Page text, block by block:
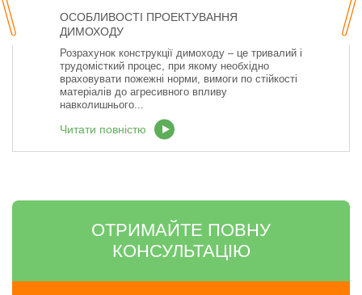
ОСОБЛИВОСТІ ПРОЕКТУВАННЯ
ДИМОХОДУ
Розрахунок конструкції димоходу – це тривалий і
трудомісткий процес, при якому необхідно
враховувати пожежні норми, вимоги по стійкості
матеріалів до агресивного впливу
навколишнього...
Читати повністю
ОТРИМАЙТЕ ПОВНУ
КОНСУЛЬТАЦІЮ